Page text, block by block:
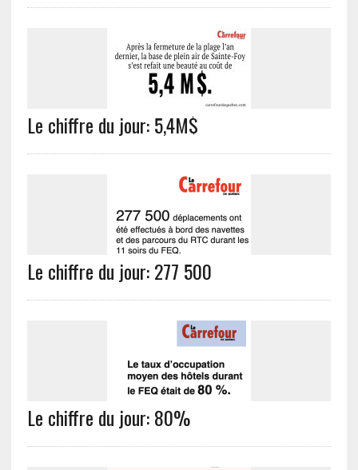
Le chiffre du jour: 5,4M$
Le chiffre du jour: 277 500
Le chiffre du jour: 80%